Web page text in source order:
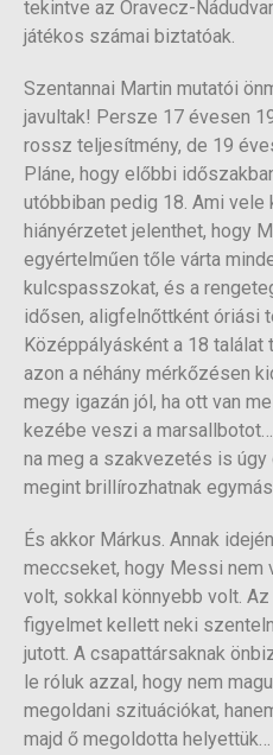
tekintve az Oravecz-
játékos számai biztatóak.
Szentannai Martin mutatói
javultak! Persze 17 évesen
rossz teljesítmény, de 19
Pláne, hogy előbbi
utóbbiban pedig 18. Ami vele
hiányérzetet jelenthet, hogy
egyértelműen tőle várta
kulcspasszokat, és a
idősen, aligfelnőttként óriási
Középpályásként a 18 találat
azon a néhány mérkőzésen
megy igazán jól, ha ott van
kezébe veszi a
na meg a szakvezetés is úgy
megint brillírozhatnak
És akkor Márkus. Annak
meccseket, hogy Messi nem
volt, sokkal könnyebb volt.
figyelmet kellett neki
jutott. A csapattársaknak
le róluk azzal, hogy nem
megoldani szituációkat,
majd ő megoldotta